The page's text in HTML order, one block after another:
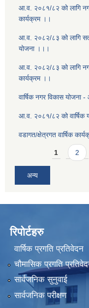
आ.व. २०८१/८२ को लागि
कार्यक्रम ।।
आ.व. २०८२/८३ को लागि
योजना ।।।
आ.व. २०८२/८३ को लागि
कार्यक्रम ।।
वार्षिक नगर विकास योजना
आ.व. २०८१/८२ को वार्षिक
वडागत/क्षेत्रगत वार्षिक
Pages1 2
अन्य
रिपोर्टहरु
वार्षिक प्रगति प्रतिवेदन
चौमासिक प्रगति
सार्वजनिक सुनुवाई
सार्वजनिक परीक्षण